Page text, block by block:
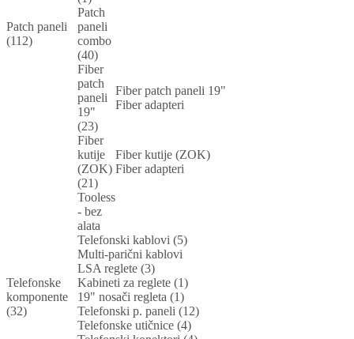
Patch paneli
(112)
Patch
paneli
combo
(40)
Fiber
patch
paneli
19"
(23)
Fiber patch paneli 19"
Fiber adapteri
Fiber
kutije
(ZOK)
(21)
Fiber kutije (ZOK)
Fiber adapteri
Tooless
- bez
alata
Telefonske
komponente
(32)
Telefonski kablovi (5)
Multi-parični kablovi
LSA reglete (3)
Kabineti za reglete (1)
19" nosači regleta (1)
Telefonski p. paneli (12)
Telefonske utičnice (4)